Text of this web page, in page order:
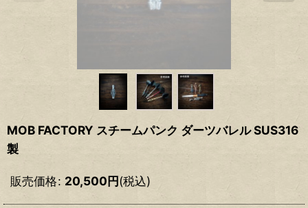
MOB FACTORY スチームパンク ダーツバレル SUS316
製
販売価格: 20,500円(税込)